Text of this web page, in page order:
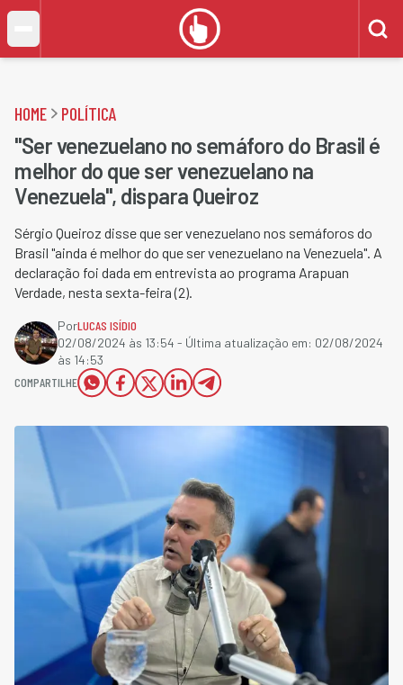
HOME POLÍTICA
"Ser venezuelano no semáforo do Brasil é
melhor do que ser venezuelano na
Venezuela", dispara Queiroz
Sérgio Queiroz disse que ser venezuelano nos semáforos do
Brasil "ainda é melhor do que ser venezuelano na Venezuela". A
declaração foi dada em entrevista ao programa Arapuan
Verdade, nesta sexta-feira (2).
PorLUCAS ISÍDIO
02/08/2024 às 13:54 - Última atualização em: 02/08/2024
às 14:53
COMPARTILHE